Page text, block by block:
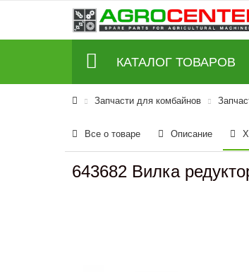
КАТАЛОГ ТОВАРОВ
Запчасти для комбайнов
Все о товаре Описание
643682 Вилка